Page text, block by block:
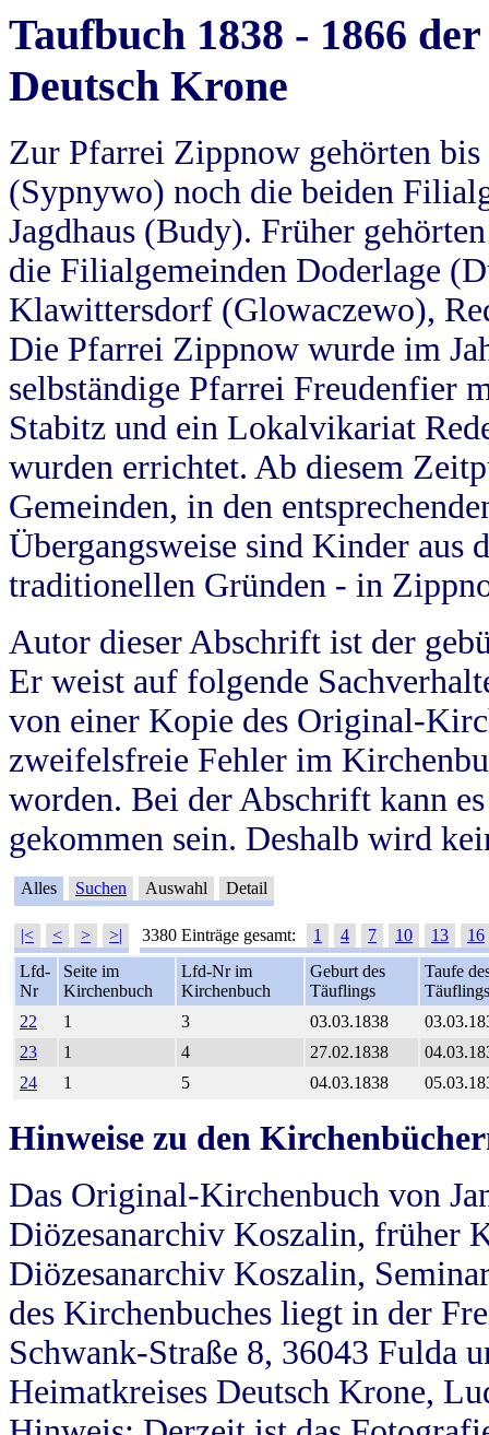
Taufbuch 1838 - 1866
Deutsch Krone
Zur Pfarrei Zippnow gehörten
(Sypnywo) noch die beiden
Jagdhaus (Budy). Früher
die Filialgemeinden Doderlage
Klawittersdorf (Glowaczewo),
Die Pfarrei Zippnow wurde im
selbständige Pfarrei Freudenfier
Stabitz und ein Lokalvikariat
wurden errichtet. Ab diesem
Gemeinden, in den
Übergangsweise sind Kinder aus
traditionellen Gründen - in
Autor dieser Abschrift ist der
Er weist auf folgende
von einer Kopie des Original-
zweifelsfreie Fehler im
worden. Bei der Abschrift kann
gekommen sein. Deshalb wird
Alles Suchen Auswahl Detail
|< < > >| 3380 Einträge gesamt: 1 4 7 10 13
16
Lfd-
Nr
Seite im
Kirchenbuch
Lfd-Nr im
Kirchenbuch
Geburt des
Täuflings
Taufe
Täuflings
22
1 3 03.03.1838
23
1 4 27.02.1838
24
1 5 04.03.1838
Hinweise zu den
Das Original-Kirchenbuch von
Diözesanarchiv Koszalin, früher
Diözesanarchiv Koszalin,
des Kirchenbuches liegt in der
Schwank-Straße 8, 36043 Fulda
Heimatkreises Deutsch Krone,